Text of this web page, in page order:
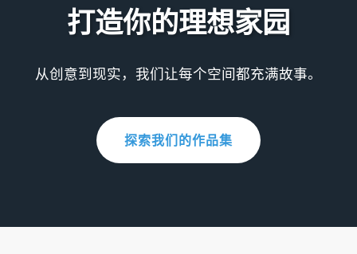
打造你的理想家园
从创意到现实，我们让每个空间都充满故事。
探索我们的作品集